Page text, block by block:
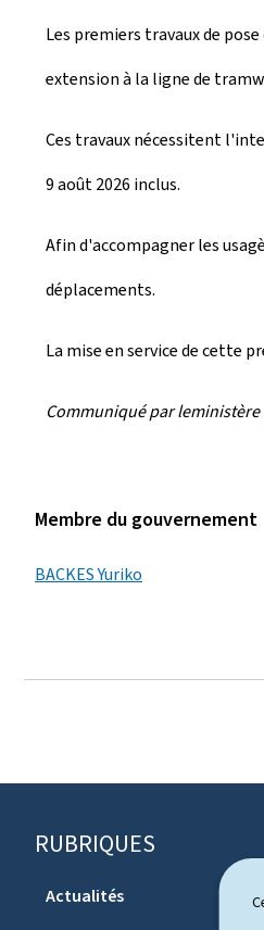
Les premiers travaux de
extension à la ligne de
Ces travaux nécessitent
9 août 2026 inclus.
Afin d'accompagner les
déplacements.
La mise en service de cette
Communiqué par leministère
Membre du gouvernement
BACKES Yuriko
PRUBRIQUES
Actualités